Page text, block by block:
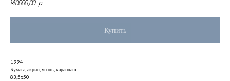
140000,00 р.
Купить
1994
Бумага, акрил, уголь, карандаш
83,5х50